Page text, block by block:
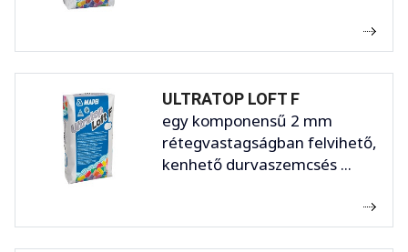
ULTRATOP LOFT F
egy komponensű 2 mm
rétegvastagságban felvihető,
kenhető durvaszemcsés ...